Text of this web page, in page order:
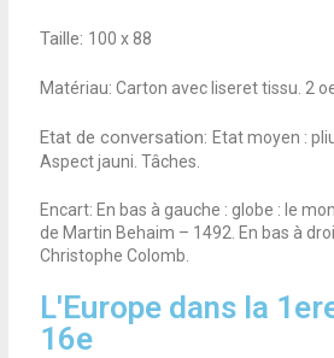
Taille: 100 x 88
Matériau: Carton avec liseret tissu. 2
Etat de conversation: Etat moyen :
Aspect jauni. Tâches.
Encart: En bas à gauche : globe : le
de Martin Behaim – 1492. En bas à
Christophe Colomb.
L'Europe dans la
16e